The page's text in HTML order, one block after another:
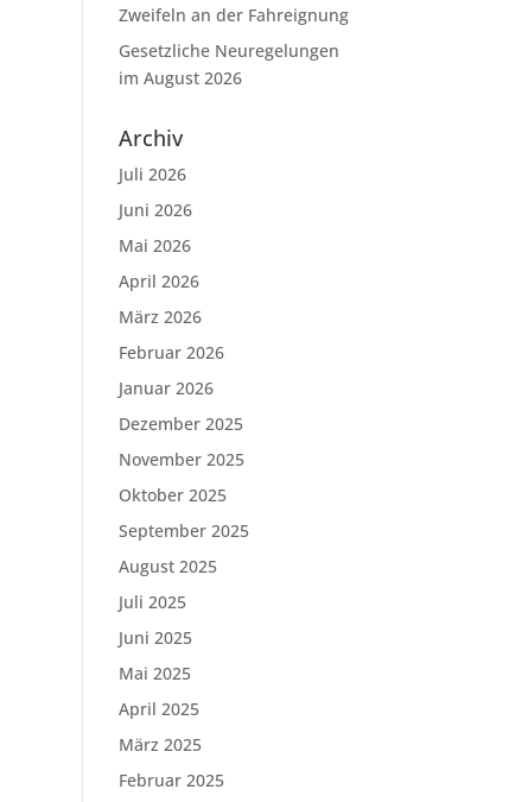
Zweifeln an der Fahreignung
Gesetzliche Neuregelungen
im August 2026
Archiv
Juli 2026
Juni 2026
Mai 2026
April 2026
März 2026
Februar 2026
Januar 2026
Dezember 2025
November 2025
Oktober 2025
September 2025
August 2025
Juli 2025
Juni 2025
Mai 2025
April 2025
März 2025
Februar 2025